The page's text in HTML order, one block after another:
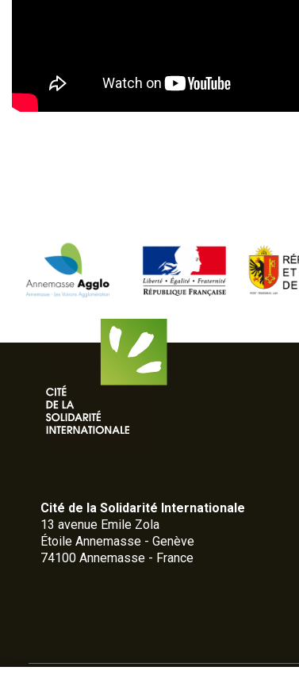
Cité de la Solidarité Internationale
13 avenue Emile Zola
Étoile Annemasse - Genève
74100 Annemasse - France